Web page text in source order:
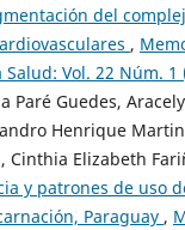
del
,
Vol. 22 Núm. 1
Paré Guedes,
Henrique
Elizabeth
y patrones de uso
Paraguay ,